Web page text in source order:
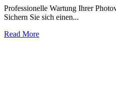
Professionelle Wartung Ihrer
Sichern Sie sich einen...
Read More